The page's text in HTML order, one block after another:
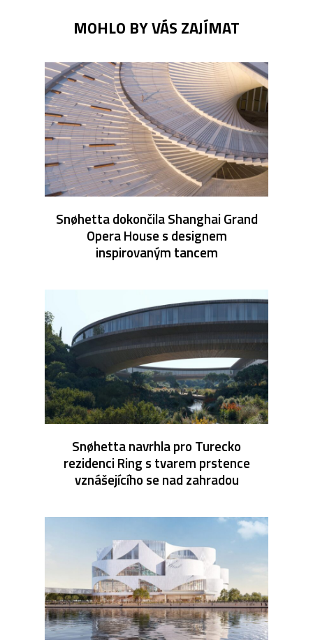
MOHLO BY VÁS ZAJÍMAT
Snøhetta dokončila Shanghai Grand
Opera House s designem
inspirovaným tancem
Snøhetta navrhla pro Turecko
rezidenci Ring s tvarem prstence
vznášejícího se nad zahradou